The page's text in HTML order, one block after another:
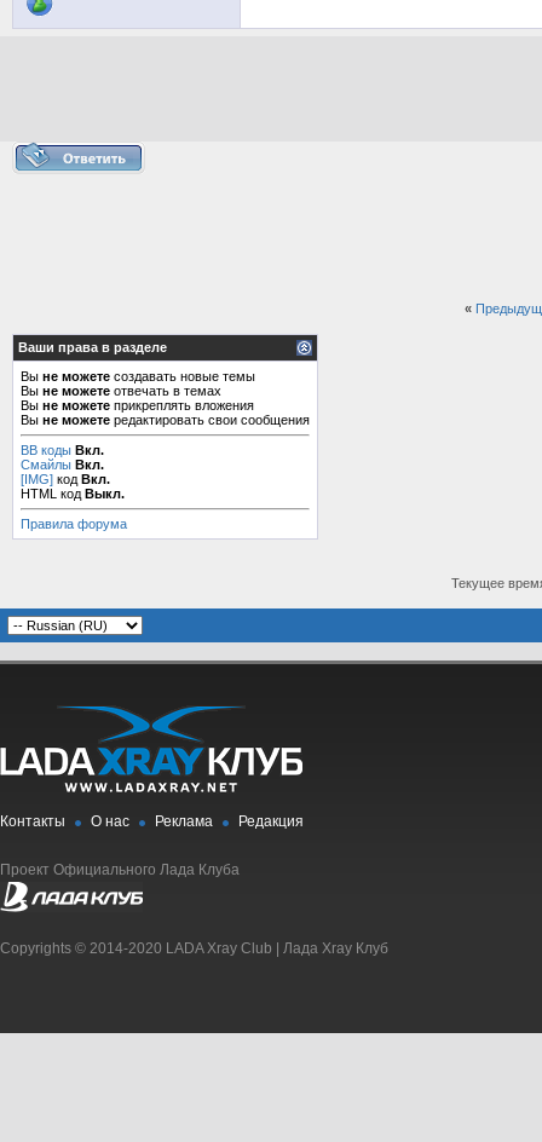
«
Ваши права в разделе
Вы не можете создавать новые темы
Вы не можете отвечать в темах
Вы не можете прикреплять вложения
Вы не можете редактировать свои сообщения
BB коды Вкл.
Смайлы Вкл.
[IMG] код Вкл.
HTML код Выкл.
Правила форума
Текущее
Контакты О нас Реклама Редакция
Проект Официального Лада Клуба
Copyrights © 2014-2020 LADA Xray Club | Лада Xray Клуб